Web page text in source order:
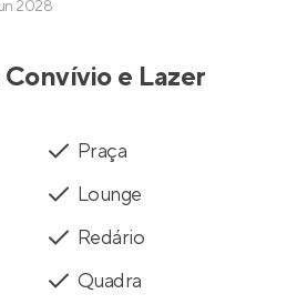
2028
e Lazer
Praça
Lounge
Redário
Quadra